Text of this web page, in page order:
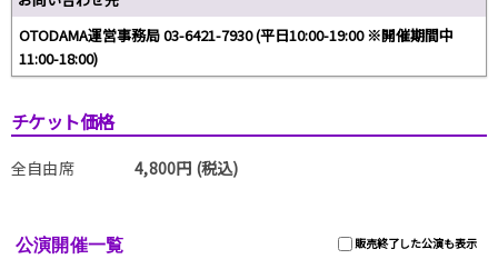
OTODAMA運営事務局 03-6421-7930 (平日10:00-19:00 ※開催期間中
11:00-18:00)
チケット価格
全自由席 4,800円 (税込)
販売終了した公演も表示
公演開催一覧